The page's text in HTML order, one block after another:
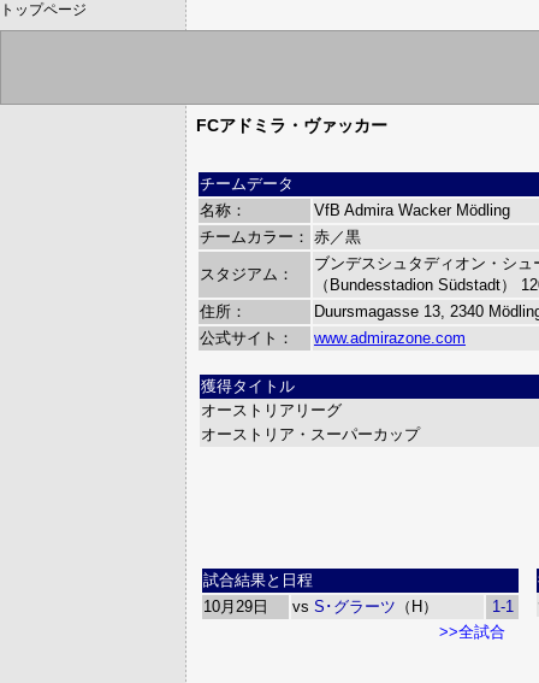
トップページ
FCアドミラ・ヴァッカー
チームデータ
名称：
VfB Admira Wacker Mödling
チームカラー： 赤／黒
スタジアム：
ブンデスシュタディオン・シュ
（Bundesstadion Südstadt）
住所：
Duursmagasse 13, 2340
公式サイト：
www.admirazone.com
獲得タイトル
オーストリアリーグ
オーストリア・スーパーカップ
試合結果と日程
10月29日
vs S･グラーツ （H）
1-1
>>全試合